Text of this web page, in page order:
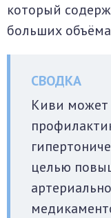
который
больших
Киви может
целью